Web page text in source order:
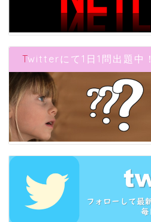
Twitterにて1日1問出題中！